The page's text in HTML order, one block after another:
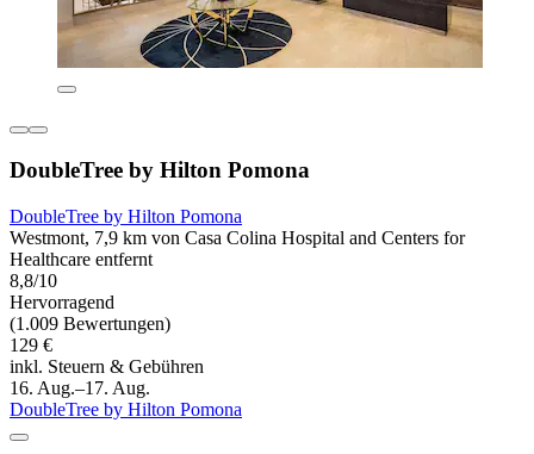
DoubleTree by Hilton Pomona
DoubleTree by Hilton Pomona
Westmont, 7,9 km von Casa Colina Hospital and Centers for
Healthcare entfernt
8,8/10
Hervorragend
(1.009 Bewertungen)
129 €
inkl. Steuern & Gebühren
16. Aug.–17. Aug.
DoubleTree by Hilton Pomona